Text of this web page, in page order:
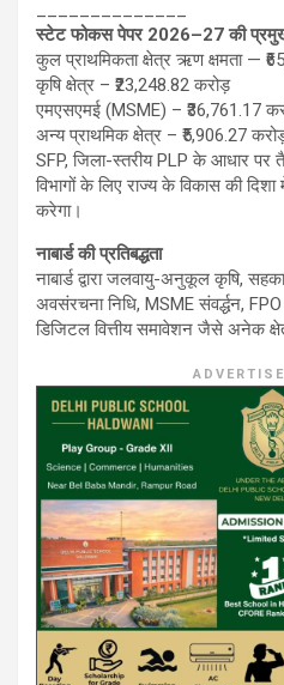
स्टेट फोकस पेपर 2026–27 की
कुल प्राथमिकता क्षेत्र ऋण क्षमता —
कृषि क्षेत्र – ₹23,248.82 करोड़
एमएसएमई (MSME) – ₹36,761.17
अन्य प्राथमिक क्षेत्र – ₹5,906.27
SFP, जिला-स्तरीय PLP के आधार पर
विभागों के लिए राज्य के विकास की
करेगा।
नाबार्ड की प्रतिबद्धता
नाबार्ड द्वारा जलवायु-अनुकूल कृषि,
अवसंरचना निधि, MSME संवर्द्धन,
डिजिटल वित्तीय समावेशन जैसे अनेक